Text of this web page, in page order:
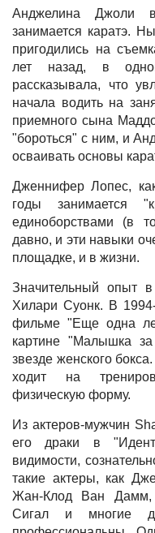
Анджелина Джоли
занимается каратэ.
пригодились на
лет назад, в
рассказывала, что
начала водить на
приемного сына
"бороться" с ним, и
осваивать основы
Дженнифер Лопес,
годы занимается
единоборствами (в
давно, и эти навыки
площадке, и в жизни.
Значительный опыт
Хилари Суонк. В
фильме "Еще одна
картине "Малышка
звезде женского
ходит на
физическую форму.
Из актеров-мужчин
его драки в
видимости,
такие актеры, как
Жан-Клод Ван Дамм,
Сигал и многие